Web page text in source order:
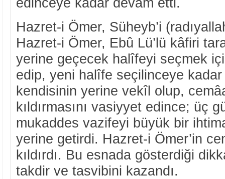
Hazret-i Ömer, Süheyb’i
Hazret-i Ömer, Ebû Lü’lü kâfiri
yerine geçecek halîfeyi seçmek
edip, yeni halîfe seçilinceye kadar
kendisinin yerine vekîl olup,
kıldırmasını vasiyyet edince; üç
mukaddes vazifeyi büyük bir
yerine getirdi. Hazret-i Ömer’in
kıldırdı. Bu esnada gösterdiği
takdir ve tasvibini kazandı.